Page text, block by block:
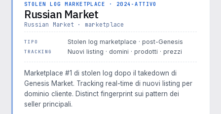
STOLEN LOG MARKETPLACE · 2024-ATTIVO
Russian Market
Russian Market · marketplace
TIPO Stolen log marketplace · post-Genesis
TRACKING Nuovi listing · domini · prodotti · prezzi
Marketplace #1 di stolen log dopo il takedown di
Genesis Market. Tracking real-time di nuovi listing per
dominio cliente. Distinct fingerprint sui pattern dei
seller principali.